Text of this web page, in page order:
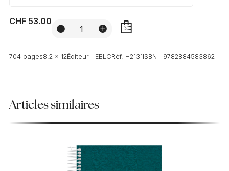
CHF 53.00
704 pages8.2 x 12Éditeur : EBLCRéf. H2131ISBN : 9782884583862
Articles similaires